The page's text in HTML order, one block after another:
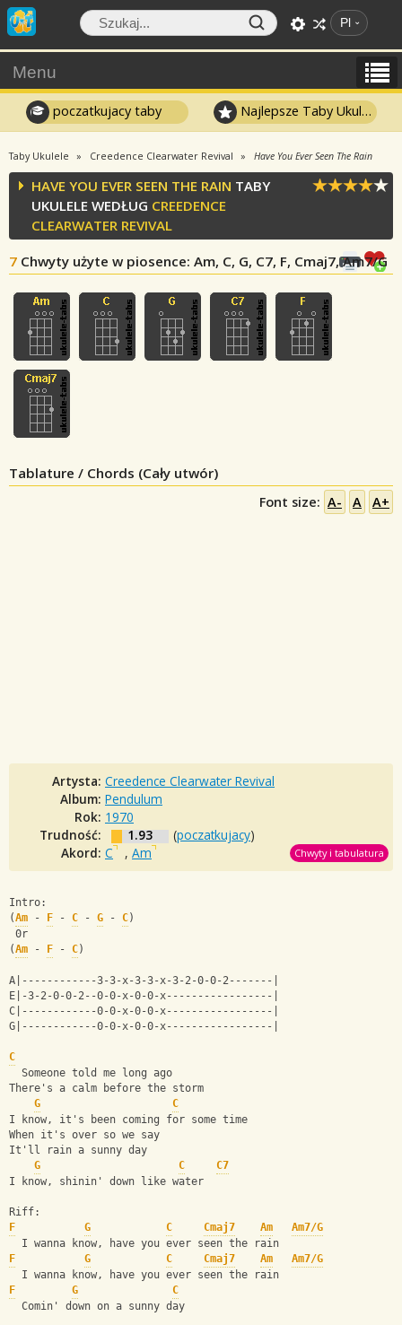
Pl
Menu
poczatkujacy taby Najlepsze Taby Ukulele
Taby Ukulele Creedence Clearwater Revival Have You Ever Seen The Rain
HAVE YOU EVER SEEN THE RAIN TABY
UKULELE WEDŁUG CREEDENCE
CLEARWATER REVIVAL
7 Chwyty użyte w piosence: Am, C, G, C7, F, Cmaj7, Am7/G
Tablature / Chords (Cały utwór)
Font size: A- A A+
Artysta: Creedence Clearwater Revival
Album: Pendulum
Rok: 1970
Trudność:
1.93 (poczatkujacy)
Akord: C , Am Chwyty i tabulatura
Intro:
(Am - F - C - G - C)
0r
(Am - F - C)
A|------------3-3-x-3-3-x-3-2-0-0-2-------|
E|-3-2-0-0-2--0-0-x-0-0-x-----------------|
C|------------0-0-x-0-0-x-----------------|
G|------------0-0-x-0-0-x-----------------|
C
  Someone told me long ago
There's a calm before the storm
G
C
I know, it's been coming for some time
When it's over so we say
It'll rain a sunny day
G
C
C7
I know, shinin' down like water
Riff:
F
G C Cmaj7 Am
Am7/G
  I wanna know, have you ever seen the rain
F
G C Cmaj7 Am
Am7/G
  I wanna know, have you ever seen the rain
F
G
C
  Comin' down on a sunny day